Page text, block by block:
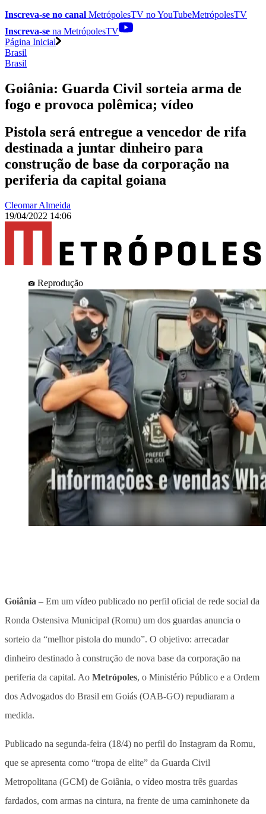
Inscreva-se no canal MetrópolesTV noYouTubeMetrópolesTV
Inscreva-se na MetrópolesTV
Página Inicial
Brasil
Brasil
Goiânia: Guarda Civil sorteia arma de
fogo e provoca polêmica; vídeo
Pistola será entregue a vencedor de rifa
destinada a juntar dinheiro para
construção de base da corporação na
periferia da capital goiana
Cleomar Almeida
19/04/2022 14:06
Reprodução
Goiânia – Em um vídeo publicado no perfil oficial de rede social da
Ronda Ostensiva Municipal (Romu) um dos guardas anuncia o
sorteio da “melhor pistola do mundo”. O objetivo: arrecadar
dinheiro destinado à construção de nova base da corporação na
periferia da capital. Ao Metrópoles, o Ministério Público e a Ordem
dos Advogados do Brasil em Goiás (OAB-GO) repudiaram a
medida.
Publicado na segunda-feira (18/4) no perfil do Instagram da Romu,
que se apresenta como “tropa de elite” da Guarda Civil
Metropolitana (GCM) de Goiânia, o vídeo mostra três guardas
fardados, com armas na cintura, na frente de uma caminhonete da